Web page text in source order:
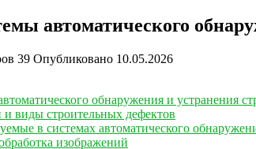
автоматического
39 Опубликовано 10.05.2026
обнаружения и устранения
виды строительных дефектов
в системах автоматического
изображений